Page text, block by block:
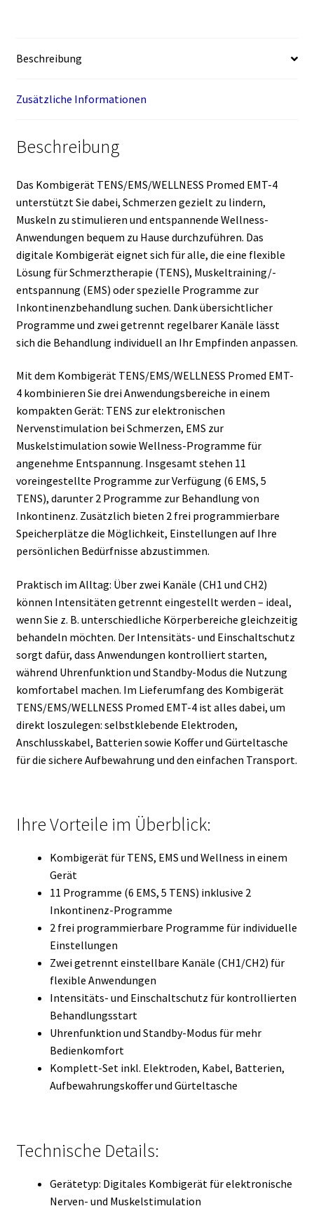
Beschreibung
Zusätzliche Informationen
Beschreibung
Das Kombigerät TENS/EMS/WELLNESS Promed EMT-4
unterstützt Sie dabei, Schmerzen gezielt zu lindern,
Muskeln zu stimulieren und entspannende Wellness-
Anwendungen bequem zu Hause durchzuführen. Das
digitale Kombigerät eignet sich für alle, die eine flexible
Lösung für Schmerztherapie (TENS), Muskeltraining/-
entspannung (EMS) oder spezielle Programme zur
Inkontinenzbehandlung suchen. Dank übersichtlicher
Programme und zwei getrennt regelbarer Kanäle lässt
sich die Behandlung individuell an Ihr Empfinden anpassen.
Mit dem Kombigerät TENS/EMS/WELLNESS Promed EMT-
4 kombinieren Sie drei Anwendungsbereiche in einem
kompakten Gerät: TENS zur elektronischen
Nervenstimulation bei Schmerzen, EMS zur
Muskelstimulation sowie Wellness-Programme für
angenehme Entspannung. Insgesamt stehen 11
voreingestellte Programme zur Verfügung (6 EMS, 5
TENS), darunter 2 Programme zur Behandlung von
Inkontinenz. Zusätzlich bieten 2 frei programmierbare
Speicherplätze die Möglichkeit, Einstellungen auf Ihre
persönlichen Bedürfnisse abzustimmen.
Praktisch im Alltag: Über zwei Kanäle (CH1 und CH2)
können Intensitäten getrennt eingestellt werden – ideal,
wenn Sie z. B. unterschiedliche Körperbereiche gleichzeitig
behandeln möchten. Der Intensitäts- und Einschaltschutz
sorgt dafür, dass Anwendungen kontrolliert starten,
während Uhrenfunktion und Standby-Modus die Nutzung
komfortabel machen. Im Lieferumfang des Kombigerät
TENS/EMS/WELLNESS Promed EMT-4 ist alles dabei, um
direkt loszulegen: selbstklebende Elektroden,
Anschlusskabel, Batterien sowie Koffer und Gürteltasche
für die sichere Aufbewahrung und den einfachen Transport.
Ihre Vorteile im Überblick:
Kombigerät für TENS, EMS und Wellness in einem
Gerät
11 Programme (6 EMS, 5 TENS) inklusive 2
Inkontinenz-Programme
2 frei programmierbare Programme für individuelle
Einstellungen
Zwei getrennt einstellbare Kanäle (CH1/CH2) für
flexible Anwendungen
Intensitäts- und Einschaltschutz für kontrollierten
Behandlungsstart
Uhrenfunktion und Standby-Modus für mehr
Bedienkomfort
Komplett-Set inkl. Elektroden, Kabel, Batterien,
Aufbewahrungskoffer und Gürteltasche
Technische Details:
Gerätetyp: Digitales Kombigerät für elektronische
Nerven- und Muskelstimulation